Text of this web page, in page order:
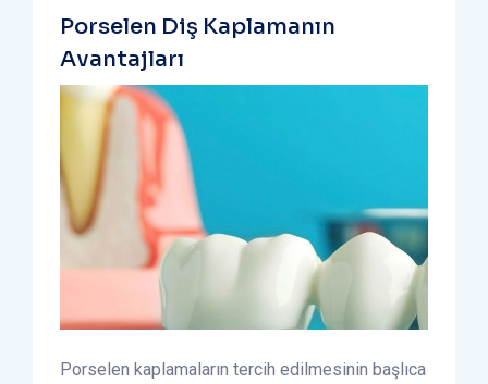
Porselen Diş Kaplamanın
Avantajları
Porselen kaplamaların tercih edilmesinin başlıca